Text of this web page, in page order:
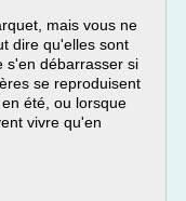
mais vous ne
dire qu'elles sont
s'en débarrasser si
se reproduisent
été, ou lorsque
vivre qu'en